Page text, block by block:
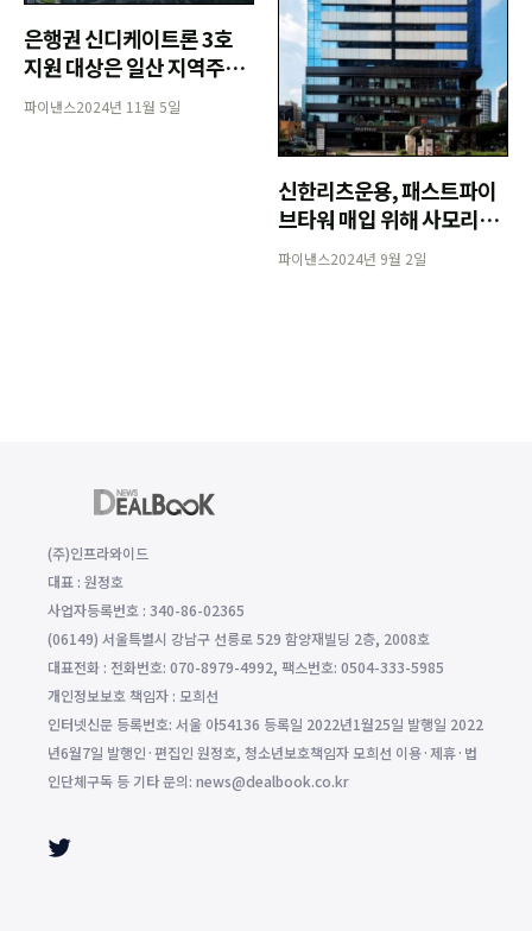
은행권 신디케이트론 3호
지원 대상은 일산 지역주택
조합사업
파이낸스2024년 11월 5일
신한리츠운용, 패스트파이
브타워 매입 위해 사모리츠
550억 및 경락대출 790억
조달
파이낸스2024년 9월 2일
(주)인프라와이드
대표 : 원정호
사업자등록번호 : 340-86-02365
(06149) 서울특별시 강남구 선릉로 529 함양재빌딩 2층, 2008호
대표전화 : 전화번호: 070-8979-4992, 팩스번호: 0504-333-5985
개인정보보호 책임자 : 모희선
인터넷신문 등록번호: 서울 아54136 등록일 2022년1월25일 발행일 2022
년6월7일 발행인·편집인 원정호, 청소년보호책임자 모희선 이용·제휴·법
인단체구독 등 기타 문의: news@dealbook.co.kr